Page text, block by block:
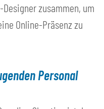
zusammen, um
Online-Präsenz zu
Personal